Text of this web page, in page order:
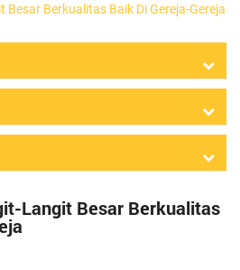
Berkualitas Baik Di Gereja-Gereja
Langit Besar Berkualitas